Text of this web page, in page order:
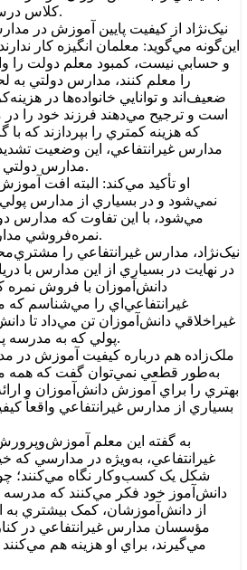
کلاس درس مدارس تأکيد ويژه دارند.
نيک‌نژاد از کيفيت پايين آموزش در
اين‌گونه مي‌گويد: معلمان انگيزه کار
و حسابي نيست، کمبود معلم دولت را
را معلم کنند، مدارس دولتي به
ضعيف‌اند و توانايي خانواده‌ها در
است و ترجيح مي‌دهند فرزند خود را در
که هزينه کمتري را بپردازند که
مدارس غيرانتفاعي، اين وضعيت
مدارس دولتي افت شديدي را پيدا مي‌کند.
او تأکيد مي‌کند: البته افت
نمي‌شود و در بسياري از مدارس
مي‌شود، با اين تفاوت که مدارس
نمره‌فروشي مدارس غيرانتفاعي نرسيده‌اند.
نيک‌نژاد، مدارس غيرانتفاعي را
در نهايت در بسياري از اين مدارس با
دانش‌آموزان با فروش
غيرانتفاعي‌اي را مي‌شناسم که
غيراخلاقي دانش‌آموزان تن مي‌داد تا
پولي که به مدرسه پرداخت مي‌کند، قطع نشود.
ملک‌زاده هم درباره کيفيت آموزش در
به‌طور قطعي نمي‌توان گفت که همه
بهتري را براي آموزش دانش‌آموزان و
بسياري از مدارس غيرانتفاعي واقعاً
به گفته اين معلم
غيرانتفاعي، به‌ويژه در مدارسي که
شکل يک کسب‌وکار نگاه مي‌کنند؛
دانش‌آموز خود فکر مي‌کنند که مدرسه
از دانش‌آموزشان، کمک بيشتري به
مؤسسان مدارس غيرانتفاعي در
مي‌گيرند، براي او هزينه هم